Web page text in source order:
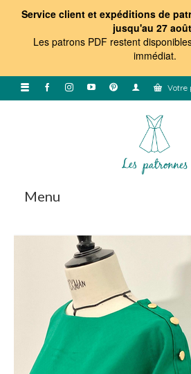
Service client et expéditions de
jusqu'au 27
Les patrons PDF restent
immédiat.
Votre
Menu